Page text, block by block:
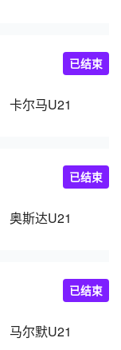
卡尔马U21
已结束
奥斯达U21
已结束
马尔默U21
已结束